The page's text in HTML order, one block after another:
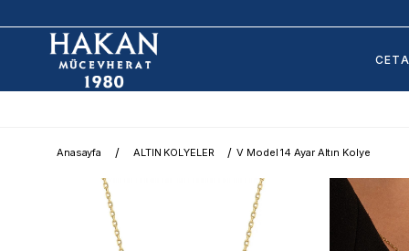
Anasayfa ALTIN KOLYELER V Model 14 Ayar Altın Kolye